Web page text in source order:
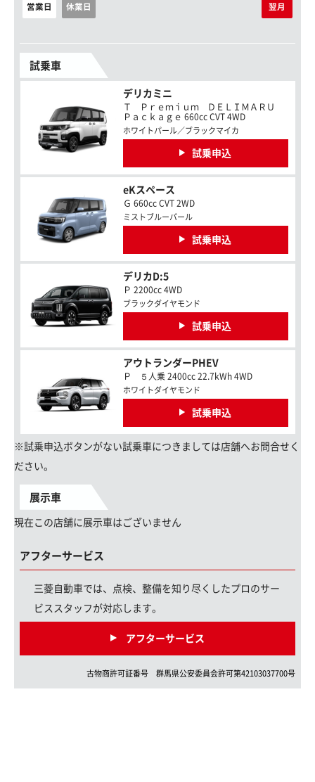
営業日 休業日 翌月
試乗車
デリカミニ
Ｔ Ｐｒｅｍｉｕｍ ＤＥＬＩＭＡＲＵ
Ｐａｃｋａｇｅ 660cc CVT 4WD
ホワイトパール／ブラックマイカ
試乗申込
eKスペース
Ｇ 660cc CVT 2WD
ミストブルーパール
試乗申込
デリカD:5
Ｐ 2200cc 4WD
ブラックダイヤモンド
試乗申込
アウトランダーPHEV
Ｐ ５人乗 2400cc 22.7kWh 4WD
ホワイトダイヤモンド
試乗申込
※試乗申込ボタンがない試乗車につきましては店舗へお問合せく
ださい。
展示車
現在この店舗に展示車はございません
アフターサービス
三菱自動車では、点検、整備を知り尽くしたプロのサー
ビススタッフが対応します。
アフターサービス
古物商許可証番号 群馬県公安委員会許可第42103037700号